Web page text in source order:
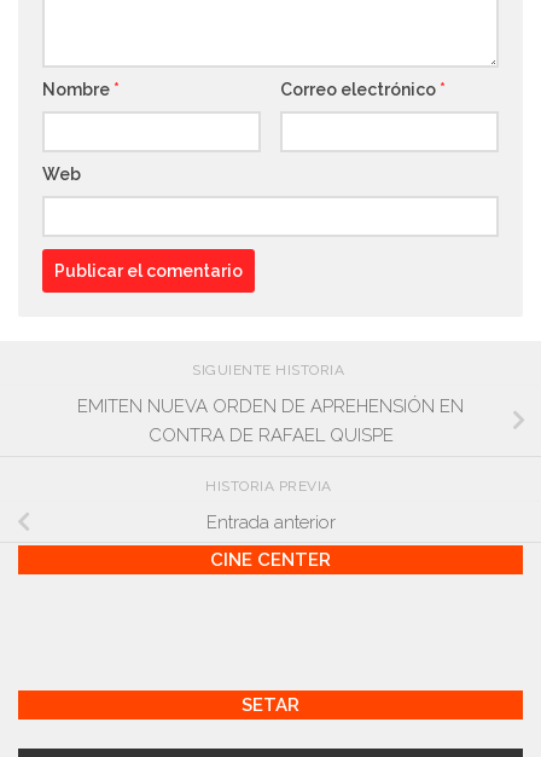
Nombre * Correo electrónico *
Web
SIGUIENTE HISTORIA
EMITEN NUEVA ORDEN DE APREHENSIÓN EN
CONTRA DE RAFAEL QUISPE
HISTORIA PREVIA
Entrada anterior
CINE CENTER
SETAR